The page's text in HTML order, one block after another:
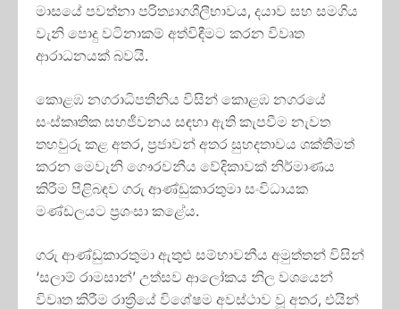
මාසයේ පවත්නා පරිත්‍යාගශීලීභාවය, දයාව සහ සමගිය
වැනි පොදු වටිනාකම් අත්විඳීමට කරන විවෘත
ආරාධනයක් බවයි.
කොළඹ නගරාධිපතිනිය විසින් කොළඹ නගරයේ
සංස්කෘතික සහජීවනය සඳහා ඇති කැපවීම නැවත
තහවුරු කළ අතර, ප්‍රජාවන් අතර සුහදතාවය ශක්තිමත්
කරන මෙවැනි ගෞරවනීය වේදිකාවක් නිර්මාණය
කිරීම පිළිබඳව ගරු ආණ්ඩුකාරතුමා සංවිධායක
මණ්ඩලයට ප්‍රශංසා කළේය.
ගරු ආණ්ඩුකාරතුමා ඇතුළු සම්භාවනීය අමුත්තන් විසින්
‘සලාම් රාමසාන්’ උත්සව ආලෝකය නිල වශයෙන්
විවෘත කිරීම රාත්‍රියේ විශේෂම අවස්ථාව වූ අතර, එයින්